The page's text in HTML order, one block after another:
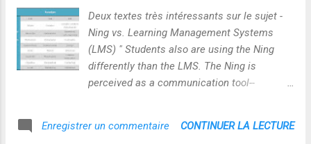
cognitifs en actes ( méta-jeu ) ! Il répond en
cela à la vision de Philippe Queau pour qui
"la réalité augmentée doit avant tout
augmenter non l'environnement mais les
capacités de réflexion et d'action des
A noter : Évolution du projet " Générateur
Deux textes très intéressants sur le sujet -
Ning vs. Learning Management Systems
(LMS) " Students also are using the Ning
differently than the LMS. The Ning is
perceived as a communication tool--
perceived as a repository of resources,
Enregistrer un commentaire CONTINUER LA LECTURE